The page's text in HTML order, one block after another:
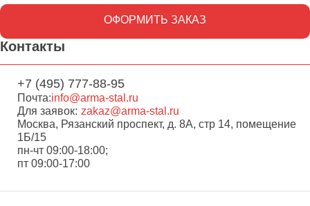
ОФОРМИТЬ ЗАКАЗ
Контакты
+7 (495) 777-88-95
Почта:info@arma-stal.ru
Для заявок: zakaz@arma-stal.ru
Москва, Рязанский проспект, д. 8А, стр 14, помещение
1Б/15
пн-чт 09:00-18:00;
пт 09:00-17:00